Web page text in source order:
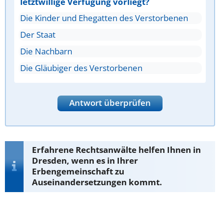
Die Kinder und Ehegatten des Verstorbenen
Der Staat
Die Nachbarn
Die Gläubiger des Verstorbenen
Antwort überprüfen
Erfahrene Rechtsanwälte helfen Ihnen in
Dresden, wenn es in Ihrer
Erbengemeinschaft zu
Auseinandersetzungen kommt.